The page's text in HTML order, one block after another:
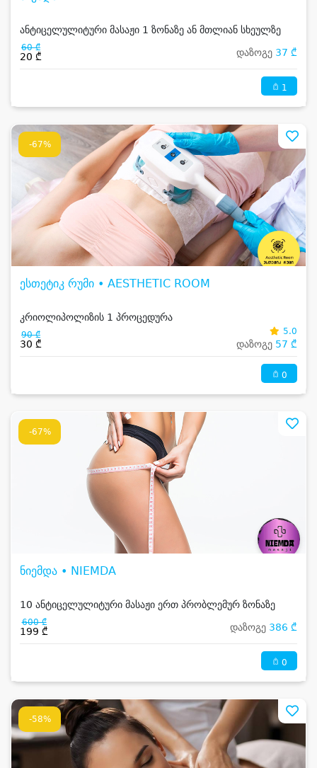
ანტიცელულიტური მასაჟი 1 ზონაზე ან მთლიან სხეულზე
60 ₾
20 ₾ დაზოგე 37 ₾
1
-67%
ესთეტიკ რუმი • AESTHETIC ROOM
კრიოლიპოლიზის 1 პროცედურა
90 ₾
30 ₾
5.0
დაზოგე 57 ₾
0
-67%
ნიემდა • NIEMDA
10 ანტიცელულიტური მასაჟი ერთ პრობლემურ ზონაზე
600 ₾
199 ₾ დაზოგე 386 ₾
0
-58%